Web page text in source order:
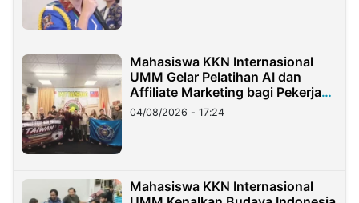
Mahasiswa KKN Internasional
UMM Gelar Pelatihan AI dan
Affiliate Marketing bagi Pekerja
Migran Indonesia di Taiwan
04/08/2026 - 17:24
Mahasiswa KKN Internasional